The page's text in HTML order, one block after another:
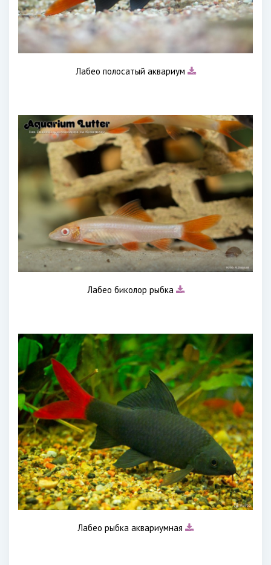
Лабео полосатый аквариум
Лабео биколор рыбка
Лабео рыбка аквариумная